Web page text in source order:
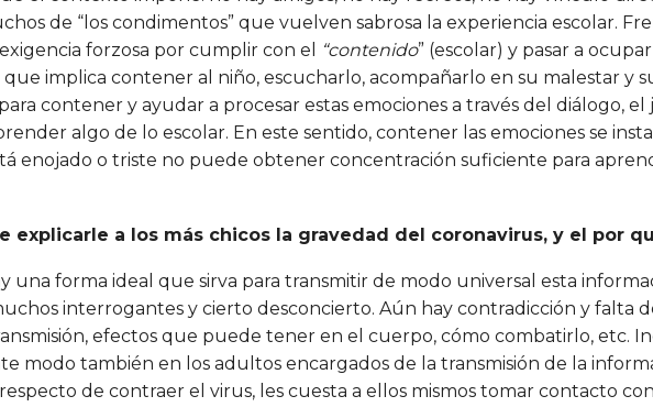
de “los condimentos” que vuelven sabrosa la experiencia escolar.
forzosa por cumplir con el
“contenido” (escolar) y pasar a
implica contener al niño, escucharlo, acompañarlo en su malestar y
contener y ayudar a procesar estas emociones a través del diálogo,
algo de lo escolar. En este sentido, contener las emociones se
enojado o triste no puede obtener concentración suficiente para
explicarle a los más chicos la gravedad del coronavirus, y el por
una forma ideal que sirva para transmitir de modo universal esta
interrogantes y cierto desconcierto. Aún hay contradicción y falta
efectos que puede tener en el cuerpo, cómo combatirlo, etc.
modo también en los adultos encargados de la transmisión de la
de contraer el virus, les cuesta a ellos mismos tomar contacto